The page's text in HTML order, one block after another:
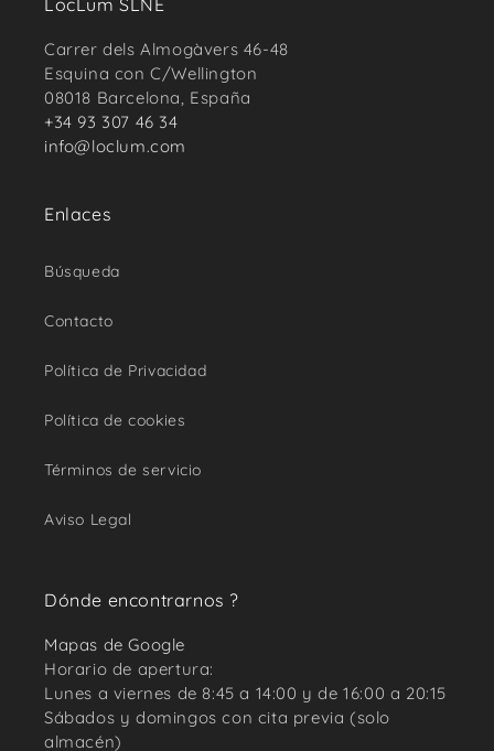
LocLum SLNE
Carrer dels Almogàvers 46-48
Esquina con C/Wellington
08018 Barcelona, España
+34 93 307 46 34
info@loclum.com
Enlaces
Búsqueda
Contacto
Política de Privacidad
Política de cookies
Términos de servicio
Aviso Legal
Dónde encontrarnos ?
Mapas de Google
Horario de apertura:
Lunes a viernes de 8:45 a 14:00 y de 16:00 a 20:15
Sábados y domingos con cita previa (solo
almacén)